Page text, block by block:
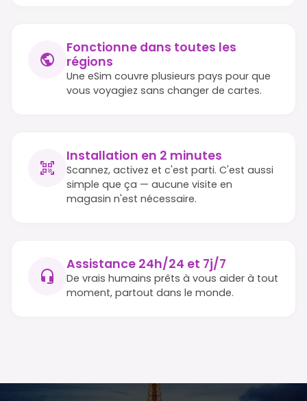
Fonctionne dans toutes les
régions
Une eSim couvre plusieurs pays pour que
vous voyagiez sans changer de cartes.
Installation en 2 minutes
Scannez, activez et c'est parti. C'est aussi
simple que ça — aucune visite en
magasin n'est nécessaire.
Assistance 24h/24 et 7j/7
De vrais humains prêts à vous aider à tout
moment, partout dans le monde.